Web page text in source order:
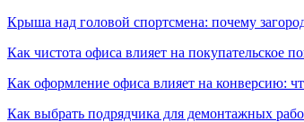
Крыша над головой спортсмена: почему
Как чистота офиса влияет на покупательское
Как оформление офиса влияет на конверсию:
Как выбрать подрядчика для демонтажных